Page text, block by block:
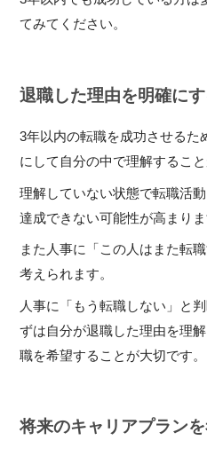
てみてください。
退職した理由を明確に
3年以内の転職を成功させるた
にして自分の中で理解すること
理解していない状態で転職活
達成できない可能性が高まりま
また人事に「この人はまた転
考えられます。
人事に「もう転職しない」と
ずは自分が退職した理由を理
職を希望することが大切です。
将来のキャリアプラン